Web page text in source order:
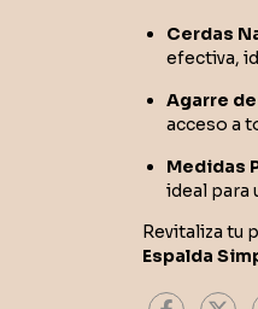
Cerdas
efectiva,
Agarre
acceso a
Medidas
ideal para
Revitaliza tu
Espalda